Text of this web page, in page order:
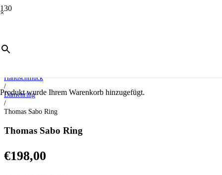
×
Produktwurde Ihrem Warenkorb hinzugefügt.
Start
/
Handschmuck
/
Damenring
/
Thomas Sabo Ring
Thomas Sabo Ring
€198,00